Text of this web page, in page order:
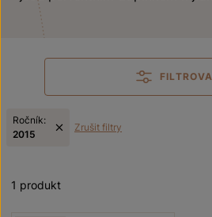
Ročník:
2015
Zrušit filtry
1 produkt